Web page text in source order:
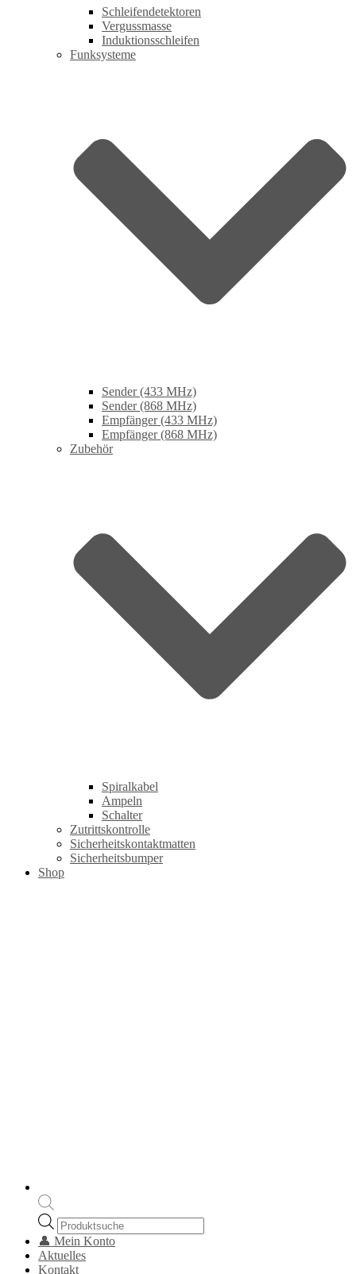
Schleifendetektoren
Vergussmasse
Induktionsschleifen
Funksysteme
Sender (433 MHz)
Sender (868 MHz)
Empfänger (433 MHz)
Empfänger (868 MHz)
Zubehör
Spiralkabel
Ampeln
Schalter
Zutrittskontrolle
Sicherheitskontaktmatten
Sicherheitsbumper
Shop
Products
search
👤 Mein Konto
Aktuelles
Kontakt